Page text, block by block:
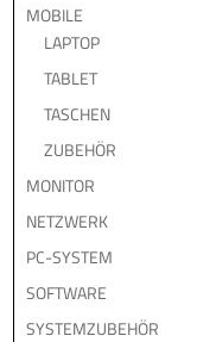
MOBILE
LAPTOP
TABLET
TASCHEN
ZUBEHÖR
MONITOR
NETZWERK
PC-SYSTEM
SOFTWARE
SYSTEMZUBEHÖR